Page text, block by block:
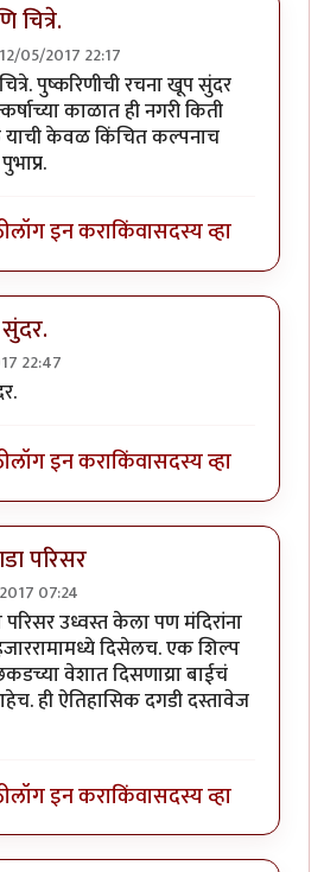
चित्रे.
05/2017 22:17
पुष्करिणीची रचना खूप सुंदर
काळात ही नगरी किती
याची केवळ किंचित कल्पनाच
लॉग इन कराकिंवासदस्य व्हा
22:47
लॉग इन कराकिंवासदस्य व्हा
परिसर
07:24
परिसर उध्वस्त केला पण मंदिरांना
दिसेलच. एक शिल्प
वेशात दिसणाय्रा बाईचं
ही ऐतिहासिक दगडी दस्तावेज
लॉग इन कराकिंवासदस्य व्हा